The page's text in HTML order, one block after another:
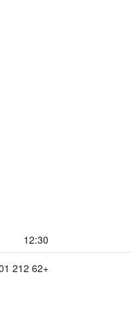
12:30
+62 212 601 680